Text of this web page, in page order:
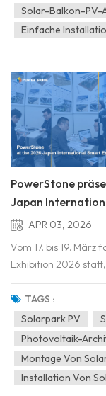
Solar-Balkon-PV-
Einfache
PowerStone
Japan
APR 03, 2026
Vom 17. bis 19. März
Exhibition 2026
einflussreichste
Energien in Japan
nutzten die Messe
Geschäftsverh...
TAGS :
Solarpark PV
Photovoltaik-
Montage Von
Installation Von